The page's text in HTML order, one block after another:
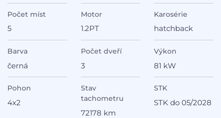
Počet míst
5
Motor
1.2PT
Karosérie
hatchback
Barva
černá
Počet dveří
3
Výkon
81 kW
Pohon
4x2
Stav
tachometru
72178 km
STK
STK do 05/2028